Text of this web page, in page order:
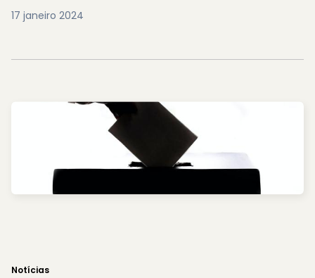
17 janeiro 2024
Notícias